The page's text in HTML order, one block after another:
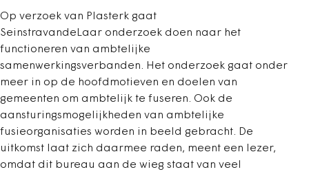
Op verzoek van Plasterk gaat
SeinstravandeLaar onderzoek doen naar het
functioneren van ambtelijke
samenwerkingsverbanden. Het onderzoek gaat onder
meer in op de hoofdmotieven en doelen van
gemeenten om ambtelijk te fuseren. Ook de
aansturingsmogelijkheden van ambtelijke
fusieorganisaties worden in beeld gebracht. De
uitkomst laat zich daarmee raden, meent een lezer,
omdat dit bureau aan de wieg staat van veel